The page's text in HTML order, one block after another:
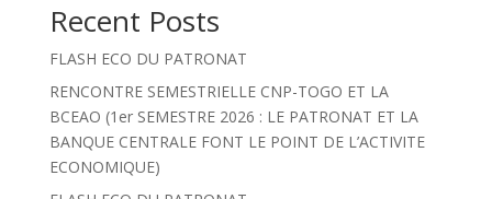
Recent Posts
FLASH ECO DU PATRONAT
RENCONTRE SEMESTRIELLE CNP-TOGO ET LA
BCEAO (1er SEMESTRE 2026 : LE PATRONAT ET LA
BANQUE CENTRALE FONT LE POINT DE L’ACTIVITE
ECONOMIQUE)